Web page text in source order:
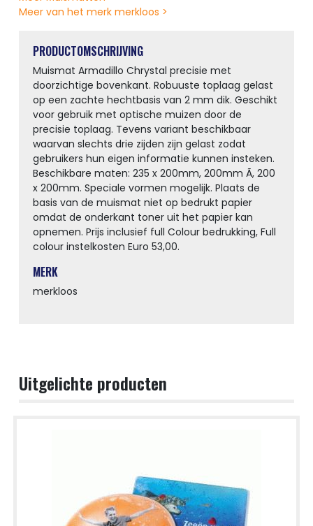
Meer van het merk merkloos >
PRODUCTOMSCHRIJVING
Muismat Armadillo Chrystal precisie met
doorzichtige bovenkant. Robuuste toplaag gelast
op een zachte hechtbasis van 2 mm dik. Geschikt
voor gebruik met optische muizen door de
precisie toplaag. Tevens variant beschikbaar
waarvan slechts drie zijden zijn gelast zodat
gebruikers hun eigen informatie kunnen insteken.
Beschikbare maten: 235 x 200mm, 200mm Ã, 200
x 200mm. Speciale vormen mogelijk. Plaats de
basis van de muismat niet op bedrukt papier
omdat de onderkant toner uit het papier kan
opnemen. Prijs inclusief full Colour bedrukking, Full
colour instelkosten Euro 53,00.
MERK
merkloos
Uitgelichte producten